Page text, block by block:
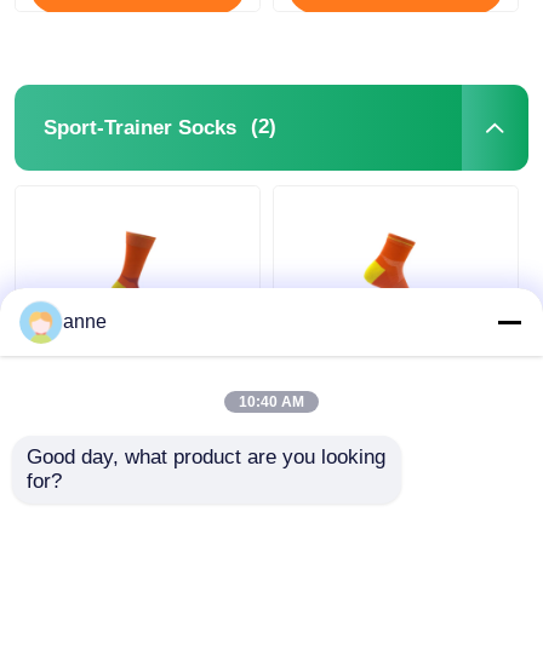
Sport-Trainer Socks (2)
Womens Biking trifft
halbe Kissen-Socken
hart
Senkfußeinlage-
Sport-Trainer-Socks
Withs Mesh Sports
Anklet Socks Half
anne
10:40 AM
Good day, what product are you looking
for?